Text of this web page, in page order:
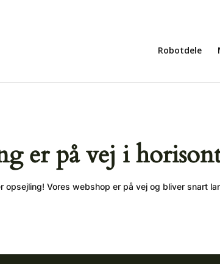
Robotdele
er på vej i
opsejling! Vores webshop er på vej og bliver snart